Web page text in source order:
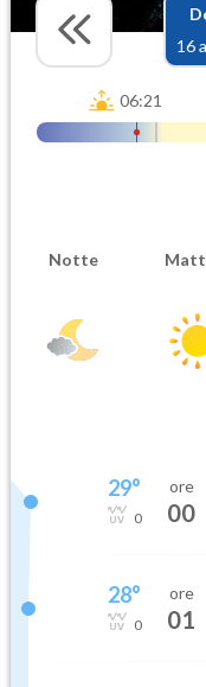
16
06:21
Notte
29°
0
ore
00
28°
0
ore
01